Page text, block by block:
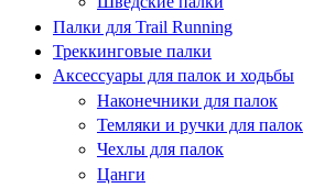
Палки для Trail Running
Треккинговые палки
Аксессуары для палок и ходьбы
Наконечники для палок
Темляки и ручки для палок
Чехлы для палок
Цанги